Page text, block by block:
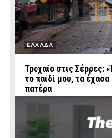
ΕΛΛΑΔΑ
Τροχαίο στις Σέρρες:
το παιδί μου, τα
πατέρα